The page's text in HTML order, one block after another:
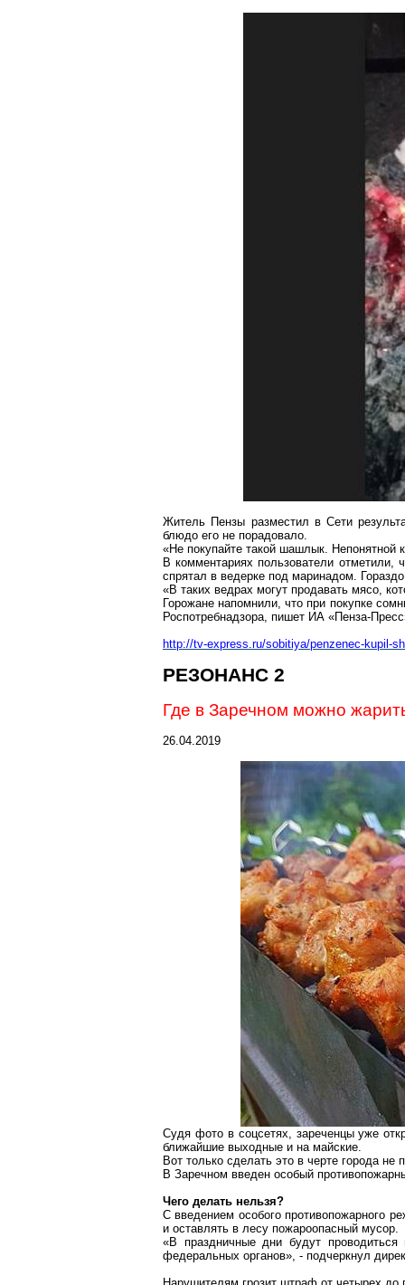
Житель Пензы разместил в Сети
блюдо его не порадовало.
«Не покупайте такой шашлык. Непонятной
В комментариях пользователи отметили,
спрятал в ведерке под маринадом.
«В таких ведрах могут продавать мясо,
Горожане напомнили, что при покупке
Роспотребнадзора, пишет ИА «Пенза-Пресс
http://tv-express.ru/sobitiya/penzenec-kupil-
РЕЗОНАНС 2
Где в Заречном можно
26.04.2019
Судя фото в соцсетях, зареченцыуже
ближайшие выходные и намайские.
Вот только сделать это в черте города не
В Заречном введен особый
Чего делать нельзя?
С введением особого противопожарного
и оставлять в лесу пожароопасный мусор.
«В праздничные дни будут
федеральных органов», - подчеркнул